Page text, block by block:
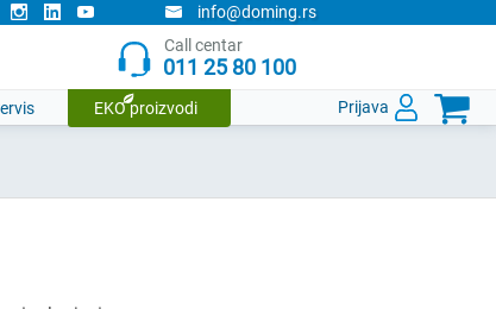
info@doming.rs
Call centar
011 25 80 100
EKO proizvodi Prijava 